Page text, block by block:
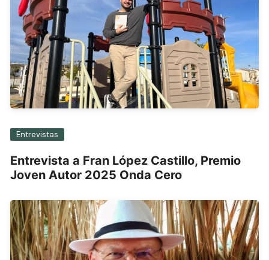
Entrevistas
Entrevista a Fran López Castillo, Premio
Joven Autor 2025 Onda Cero